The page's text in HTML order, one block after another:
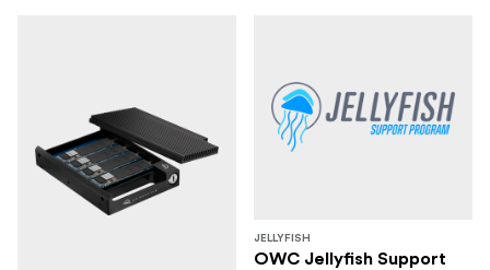
JELLYFISH
OWC Jellyfish Support